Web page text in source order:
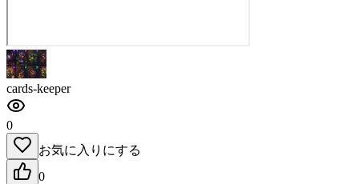
cards-keeper
0
お気に入りにする
0